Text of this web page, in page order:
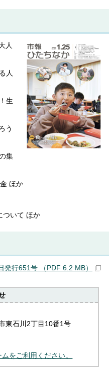
人
人
生
う
集
ほか
ついて ほか
行651号 （PDF 6.2 MB）
東石川2丁目10番1号
をご利用ください。